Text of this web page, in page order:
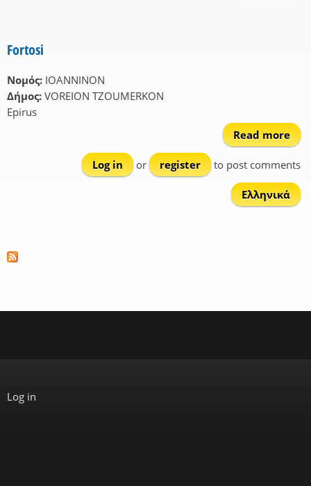
Fortosi
Νομός: IOANNINON
Δήμος: VOREION TZOUMERKON
Epirus
Read more
Log in
or register to post comments
Ελληνικά
Log in